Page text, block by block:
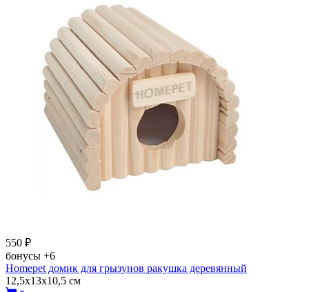
550 ₽
бонусы +6
Homepet домик для грызунов ракушка деревянный
12,5х13х10,5 см